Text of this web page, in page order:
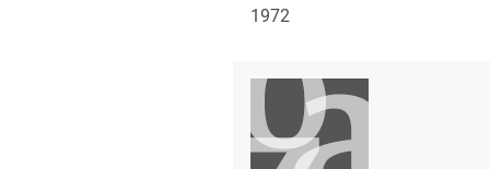
1972